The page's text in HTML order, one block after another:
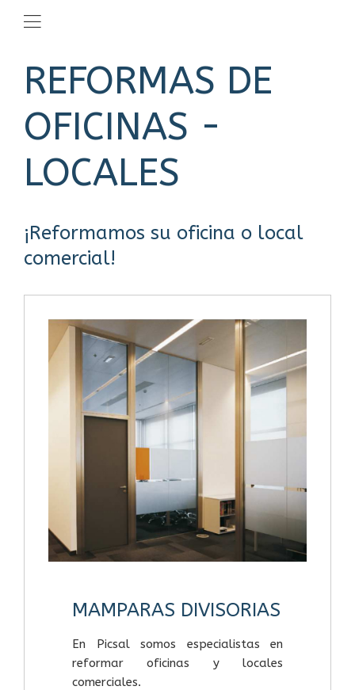
REFORMAS DE
OFICINAS -
LOCALES
¡Reformamos su oficina o local
comercial!
MAMPARAS DIVISORIAS
En Picsal somos especialistas en
reformar oficinas y locales
comerciales.